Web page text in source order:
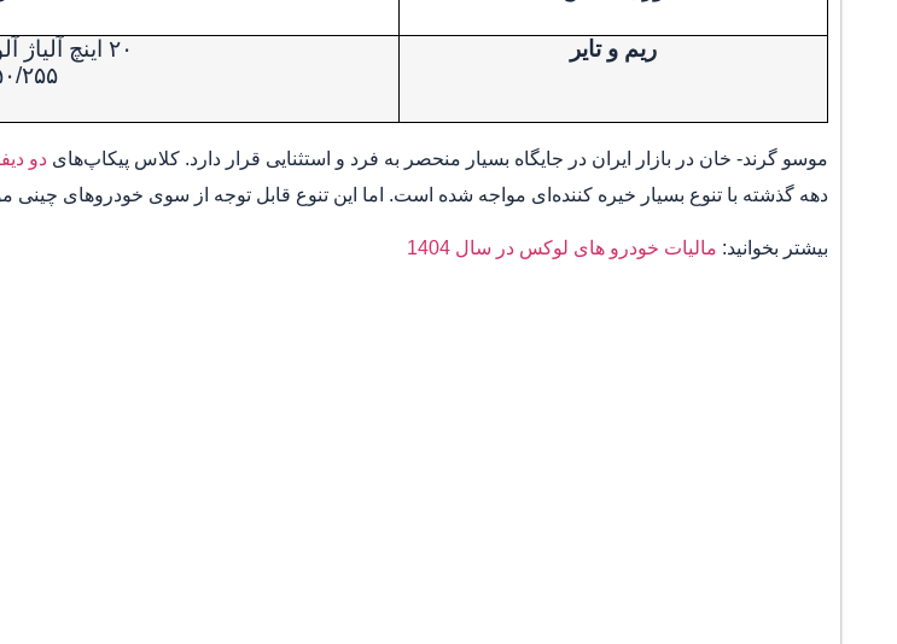
ریم و تایر
۲۰ اینچ آلیاژ آلومینیومی
۵۰/
موسو گرند- خان در بازار ایران در جایگاه بسیار منحصر به فرد و استثنایی قرار دارد. کلاس پیکاپ‌های دو
دهه گذشته با تنوع بسیار خیره کننده‌ای مواجه شده است. اما این تنوع قابل توجه از سوی خودروهای چینی
بیشتر بخوانید: مالیات خودرو های لوکس در سال 1404